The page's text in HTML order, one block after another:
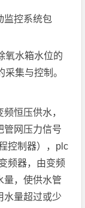
控系统包
水箱水位的
集与控制。
恒压供水，
管网压力信号
控制器），plc
频器，由变频
量，使供水管
水量超过或少